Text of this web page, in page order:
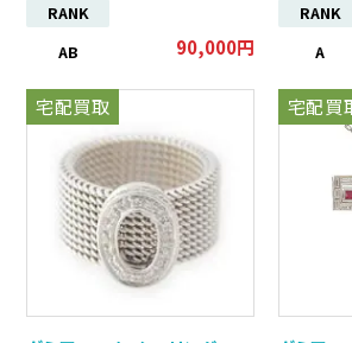
RANK
AB
90,000円
RANK
A
宅配買取 宅配買